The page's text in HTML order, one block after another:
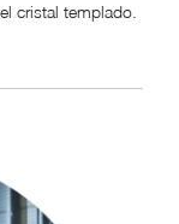
cristal templado.